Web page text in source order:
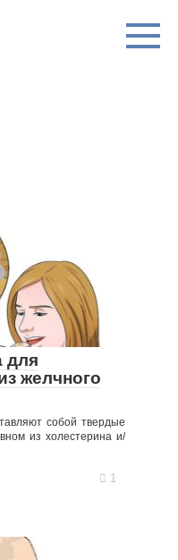
для
желчного
собой твердые
из холестерина и/
1